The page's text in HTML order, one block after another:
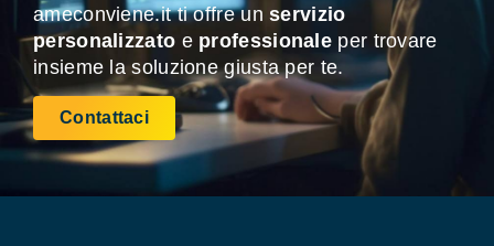
ameconviene.it ti offre unservizio
personalizzato e professionale per trovare
insieme la soluzione giusta per te.
Contattaci